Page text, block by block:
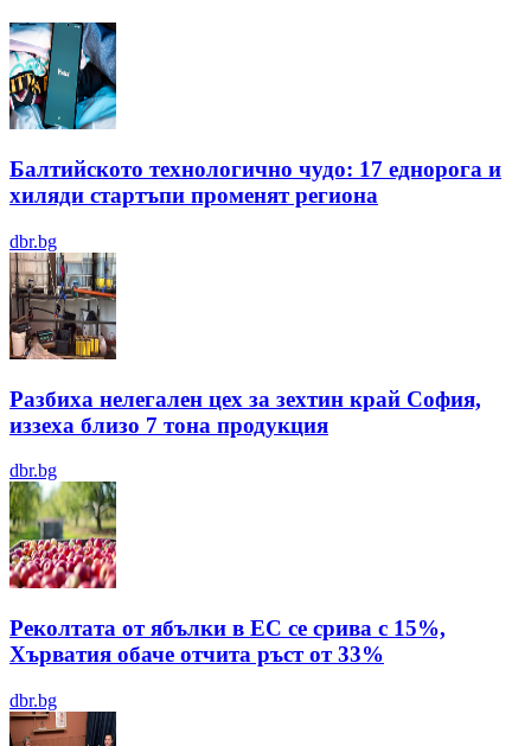
Балтийското технологично чудо: 17 еднорога и
хиляди стартъпи променят региона
dbr.bg
Разбиха нелегален цех за зехтин край София,
иззеха близо 7 тона продукция
dbr.bg
Реколтата от ябълки в ЕС се срива с 15%,
Хърватия обаче отчита ръст от 33%
dbr.bg